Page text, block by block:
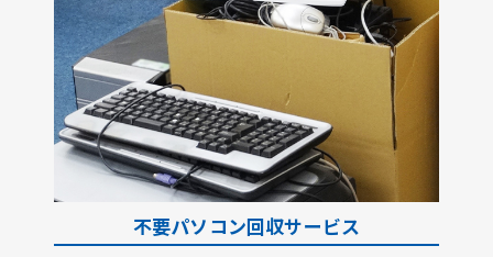
不要パソコン回収サービス